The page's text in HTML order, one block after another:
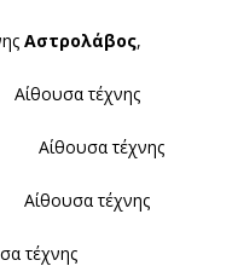
Αστρολάβος,
τέχνης